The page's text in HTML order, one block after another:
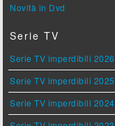
Novità in Dvd
Serie TV
Serie TV imperdibili 2026
Serie TV imperdibili 2025
Serie TV imperdibili 2024